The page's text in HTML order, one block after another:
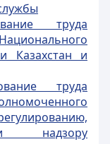
труда
Казахстан и
труда
надзору